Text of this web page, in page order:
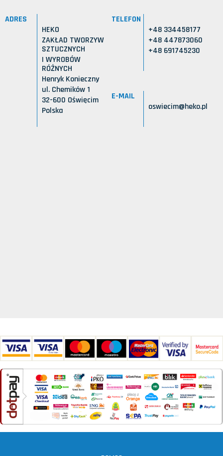
ADRES
HEKO
ZAKŁAD TWORZYW
SZTUCZNYCH
I WYROBÓW
RÓŻNYCH
Henryk Konieczny
ul. Chemików 1
32-600 Oświęcim
Polska
TELEFON
+48 334458177
+48 447873060
+48 691745230
E-MAIL
oswiecim@heko.pl